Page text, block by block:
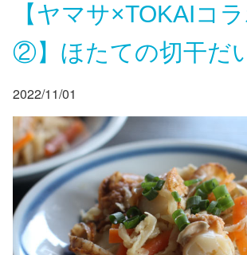
【ヤマサ×TOKAIコ
②】ほたての切干だ
2022/11/01